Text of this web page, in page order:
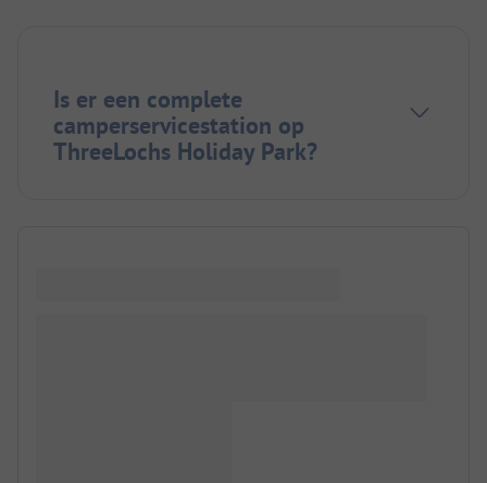
Is er een complete
camperservicestation op
ThreeLochs Holiday Park?